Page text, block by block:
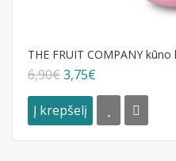
THE FRUIT COMPANY
6,90€3,75€
Į krepšelį